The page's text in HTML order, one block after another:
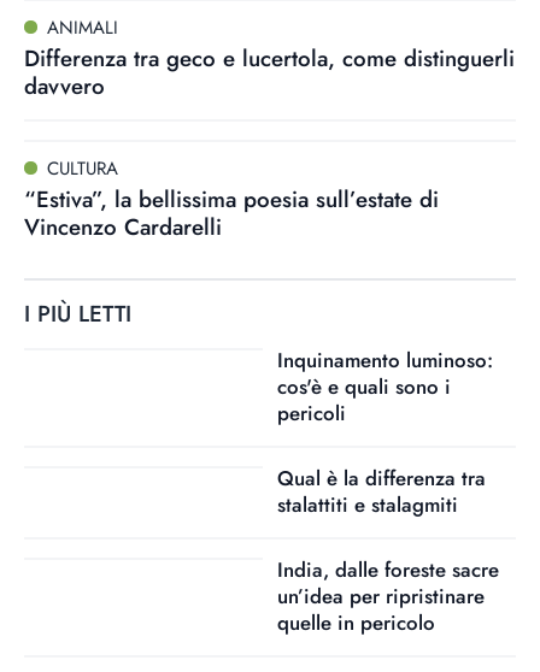
ANIMALI
Differenza tra geco e lucertola, come distinguerli
davvero
CULTURA
“Estiva”, la bellissima poesia sull’estate di
Vincenzo Cardarelli
I PIÙ LETTI
Inquinamento luminoso:
cos'è e quali sono i
pericoli
Qual è la differenza tra
stalattiti e stalagmiti
India, dalle foreste sacre
un’idea per ripristinare
quelle in pericolo